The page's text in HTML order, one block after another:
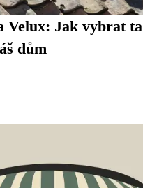
Velux: Jak vybrat ta
dům